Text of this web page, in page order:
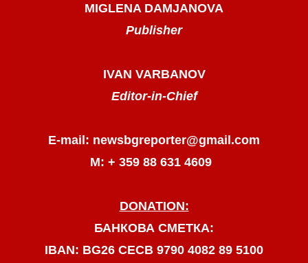
MIGLENA DAMJANOVA
Publisher
IVAN VARBANOV
Editor-in-Chief
E-mail: newsbgreporter@gmail.com
М: + 359 88 631 4609
DONATION:
БАНКОВА СМЕТКА:
IBAN: BG26 CECB 9790 4082 89 5100